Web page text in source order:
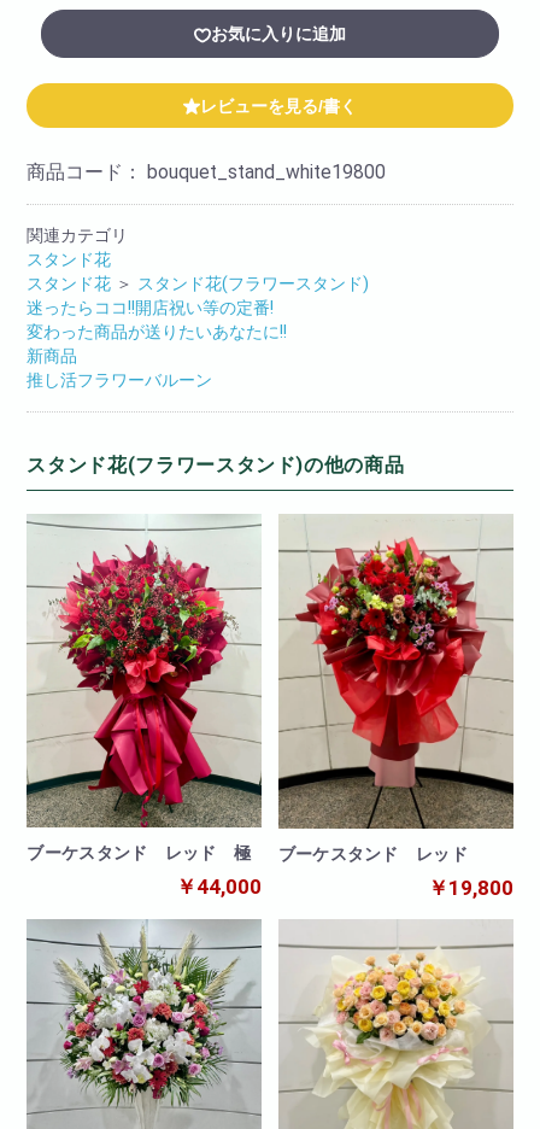
お気に入りに追加
レビューを見る/書く
商品コード：bouquet_stand_white19800
関連カテゴリ
スタンド花
スタンド花 ＞ スタンド花(フラワースタンド)
迷ったらココ!!開店祝い等の定番!
変わった商品が送りたいあなたに!!
新商品
推し活フラワーバルーン
スタンド花(フラワースタンド)の他の商品
ブーケスタンド レッド 極
￥44,000
ブーケスタンド レッド
￥19,800